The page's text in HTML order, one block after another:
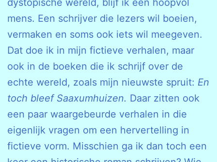
dystopische wereld, blijf ik een hoopvol
mens. Een schrijver die lezers wil boeien,
vermaken en soms ook iets wil meegeven.
Dat doe ik in mijn fictieve verhalen, maar
ook in de boeken die ik schrijf over de
echte wereld, zoals mijn nieuwste spruit: En
toch bleef Saaxumhuizen. Daar zitten ook
een paar waargebeurde verhalen in die
eigenlijk vragen om een hervertelling in
fictieve vorm. Misschien ga ik dan toch een